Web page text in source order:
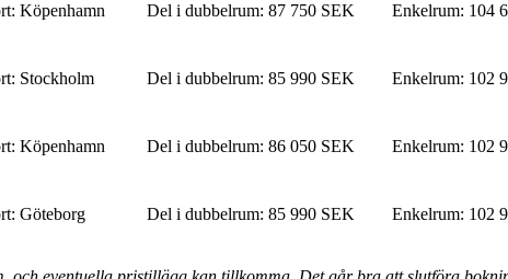
: Köpenhamn Del i dubbelrum: 87 750 SEK Enkelrum: 104
: Stockholm Del i dubbelrum: 85 990 SEK Enkelrum: 102
: Köpenhamn Del i dubbelrum: 86 050 SEK Enkelrum: 102
: Göteborg Del i dubbelrum: 85 990 SEK Enkelrum: 102